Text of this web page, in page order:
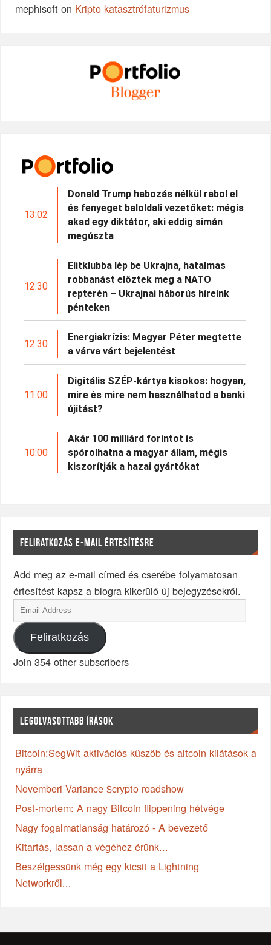
mephisoft on Kripto katasztrófaturizmus
13:02
Donald Trump habozás nélkül rabol el
és fenyeget baloldali vezetőket: mégis
akad egy diktátor, aki eddig simán
megúszta
12:30
Elitklubba lép be Ukrajna, hatalmas
robbanást előztek meg a NATO
repterén – Ukrajnai háborús híreink
pénteken
12:30
Energiakrízis: Magyar Péter megtette
a várva várt bejelentést
11:00
Digitális SZÉP-kártya kisokos: hogyan,
mire és mire nem használhatod a banki
újítást?
10:00
Akár 100 milliárd forintot is
spórolhatna a magyar állam, mégis
kiszorítják a hazai gyártókat
FELIRATKOZÁS E-MAIL ÉRTESÍTÉSRE
Add meg az e-mail címed és cserébe folyamatosan
értesítést kapsz a blogra kikerülő új bejegyzésekről.
Feliratkozás
Join 354 other subscribers
LEGOLVASOTTABB ÍRÁSOK
Bitcoin:SegWit aktivációs küszöb és altcoin kilátások a
nyárra
Novemberi Variance $crypto roadshow
Post-mortem: A nagy Bitcoin flippening hétvége
Nagy fogalmatlanság határozó - A bevezető
Kitartás, lassan a végéhez érünk...
Beszélgessünk még egy kicsit a Lightning
Networkről...